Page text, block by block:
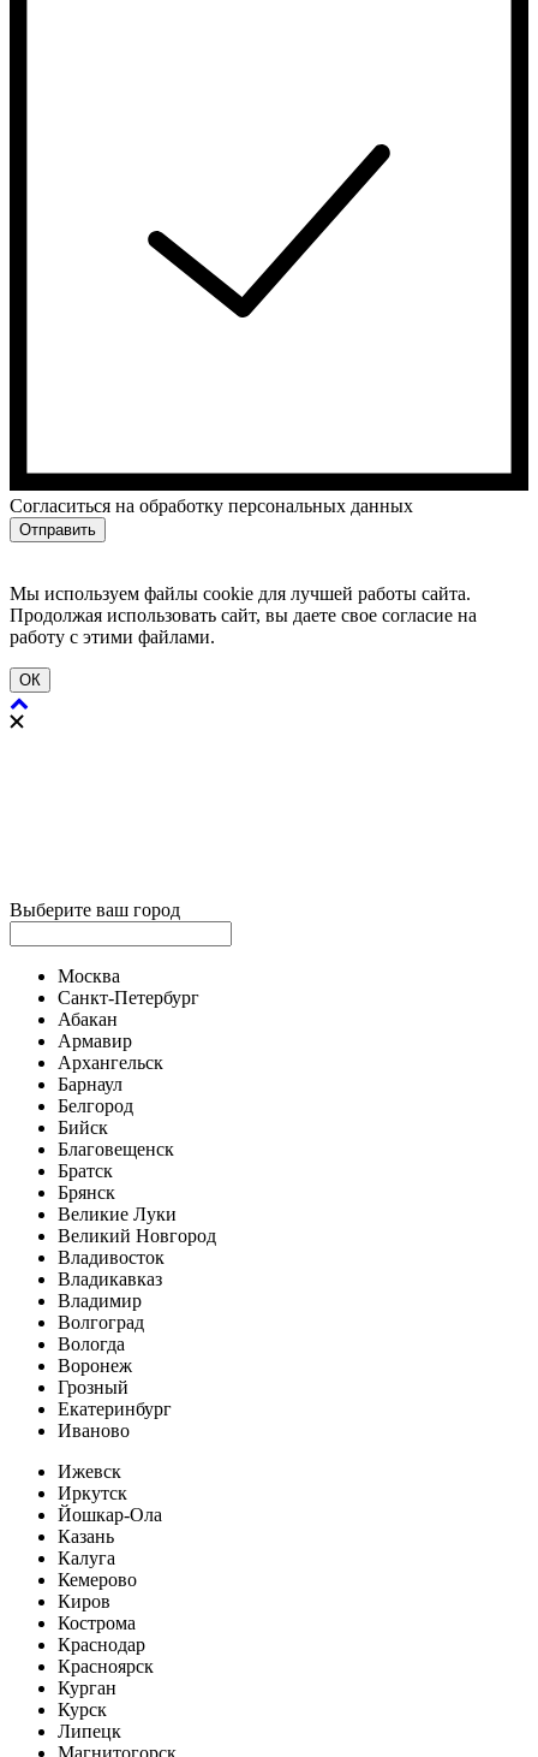
Cогласиться на обработку персональных данных
Отправить
Мы используем файлы cookie для лучшей работы сайта.
Продолжая использовать сайт, вы даете свое согласие на
работу с этими файлами.
ОК
Выберите ваш город
Москва
Санкт-Петербург
Абакан
Армавир
Архангельск
Барнаул
Белгород
Бийск
Благовещенск
Братск
Брянск
Великие Луки
Великий Новгород
Владивосток
Владикавказ
Владимир
Волгоград
Вологда
Воронеж
Грозный
Екатеринбург
Иваново
Ижевск
Иркутск
Йошкар-Ола
Казань
Калуга
Кемерово
Киров
Кострома
Краснодар
Красноярск
Курган
Курск
Липецк
Магнитогорск